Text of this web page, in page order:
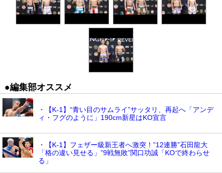
●編集部オススメ
・【K-1】“青い目のサムライ”サッタリ、再起へ「アンデ
ィ・フグのように」190cm新星はKO宣言
・【K-1】フェザー級新王者へ激突！”12連勝”石田龍大
「格の違い見せる」”9戦無敗”関口功誠「KOで終わらせ
る」